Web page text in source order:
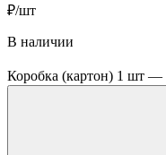
₽/шт
В наличии
Коробка (картон) 1 шт —